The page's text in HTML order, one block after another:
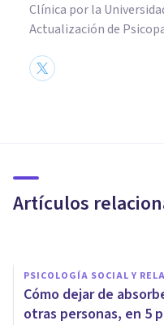
Clínica por la
Actualización de
Artículos
características)
PSICOLOGÍA SOCIAL Y
Cómo dejar de
otras personas, en 5